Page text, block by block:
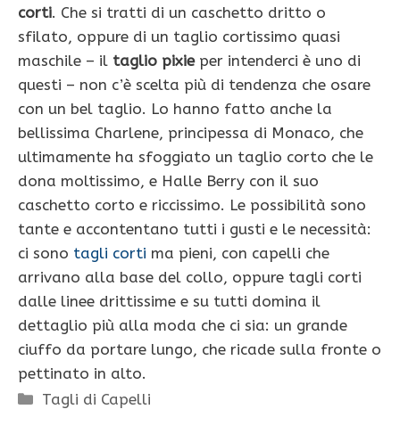
corti. Che si tratti di un caschetto dritto o
sfilato, oppure di un taglio cortissimo quasi
maschile – il taglio pixieper intenderci è uno di
questi – non c’è scelta più di tendenza che osare
con un bel taglio. Lo hanno fatto anche la
bellissima Charlene, principessa di Monaco, che
ultimamente ha sfoggiato un taglio corto che le
dona moltissimo, e Halle Berry con il suo
caschetto corto e riccissimo. Le possibilità sono
tante e accontentano tutti i gusti e le necessità:
ci sono tagli corti ma pieni, con capelli che
arrivano alla base del collo, oppure tagli corti
dalle linee drittissime e su tutti domina il
dettaglio più alla moda che ci sia: un grande
ciuffo da portare lungo, che ricade sulla fronte o
pettinato in alto.
Categorie
Tagli di Capelli